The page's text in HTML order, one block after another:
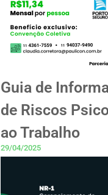
Guia de
de Riscos
ao Trabalho
29/04/2025